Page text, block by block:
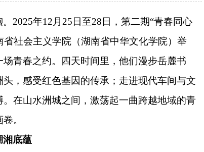
2025年12月25日至28日，第二期“青春同心
社会主义学院（湖南省中华文化学院）举
青春之约。四天时间里，他们漫步岳麓书
，感受红色基因的传承；走进现代车间与文
在山水洲城之间，激荡起一曲跨越地域的青
。
湘底蕴